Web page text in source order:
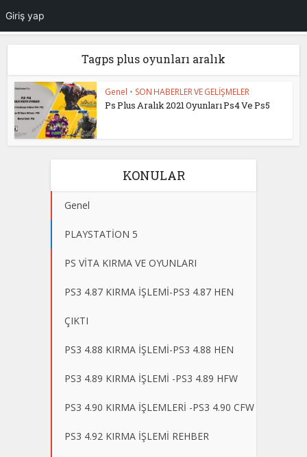
Tagps plus oyunları aralık
Genel • SON HABERLER VE GELİŞMELER
Ps Plus Aralık 2021 Oyunları Ps4 Ve Ps5
KONULAR
Genel
PLAYSTATİON 5
PS VİTA KIRMA VE OYUNLARI
PS3 4.87 KIRMA İŞLEMİ-PS3 4.87 HEN
ÇIKTI
PS3 4.88 KIRMA İŞLEMİ-PS3 4.88 HEN
PS3 4.89 KIRMA İŞLEMİ -PS3 4.89 HFW
PS3 4.90 KIRMA İŞLEMLERİ -PS3 4.90 CFW
PS3 4.92 KIRMA İŞLEMİ REHBER
Giriş yap